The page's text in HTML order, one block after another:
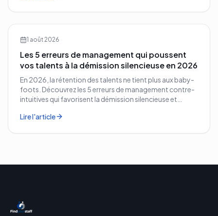
1 août 2026
Les 5 erreurs de management qui poussent
vos talents à la démission silencieuse en 2026
En 2026, la rétention des talents ne tient plus aux baby-
foots. Découvrez les 5 erreurs de management contre-
intuitives qui favorisent la démission silencieuse et
Lire l'article